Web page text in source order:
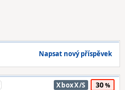
Napsat nový příspěvek
XboxX/S 30